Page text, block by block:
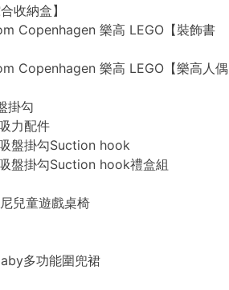
收納盒】
Copenhagen 樂高 LEGO【裝飾書
Copenhagen 樂高 LEGO【樂高人偶
掛勾
力配件
盤掛勾Suction hook
盤掛勾Suction hook禮盒組
兒童遊戲桌椅
多功能圍兜裙